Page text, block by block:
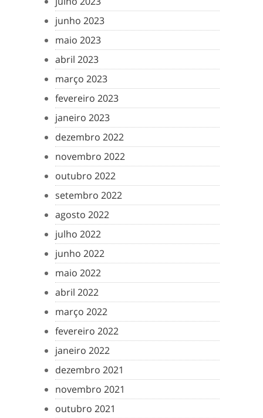
junho 2023
maio 2023
abril 2023
março 2023
fevereiro 2023
janeiro 2023
dezembro 2022
novembro 2022
outubro 2022
setembro 2022
agosto 2022
julho 2022
junho 2022
maio 2022
abril 2022
março 2022
fevereiro 2022
janeiro 2022
dezembro 2021
novembro 2021
outubro 2021